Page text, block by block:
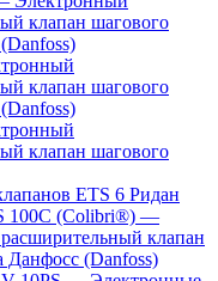
клапан шагового
клапан шагового
клапан шагового
ETS 6 Ридан
100C (Colibri®) —
клапан
Данфосс (Danfoss)